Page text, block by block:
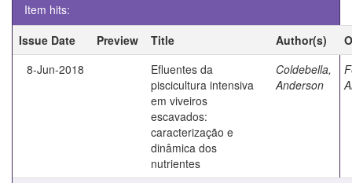
Item hits:
Issue Date
Preview Title Author(s)
8-Jun-2018
Efluentes da
piscicultura intensiva
em viveiros
escavados:
caracterização e
dinâmica dos
nutrientes
Coldebella,
Anderson